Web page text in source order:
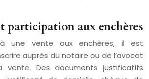
participation aux enchères
une vente aux enchères, il est
auprès du notaire ou de l’avocat
Des documents justificatifs